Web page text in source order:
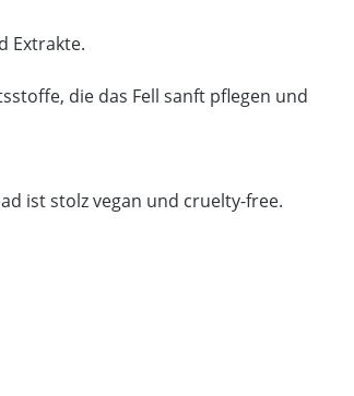
Extrakte.
die das Fell sanft pflegen und
ist stolz vegan und cruelty-free.